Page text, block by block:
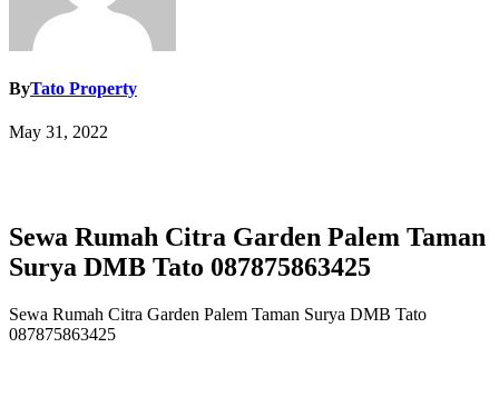
ByTato Property
May 31, 2022
Sewa Rumah Citra Garden Palem Taman
Surya DMB Tato 087875863425
Sewa Rumah Citra Garden Palem Taman Surya DMB Tato
087875863425